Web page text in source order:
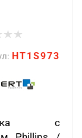
HT1S973
с